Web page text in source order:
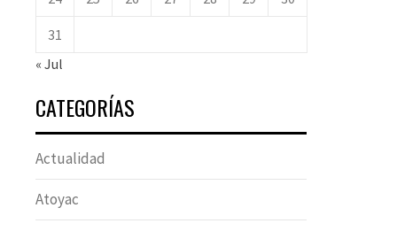
31
« Jul
CATEGORÍAS
Actualidad
Atoyac